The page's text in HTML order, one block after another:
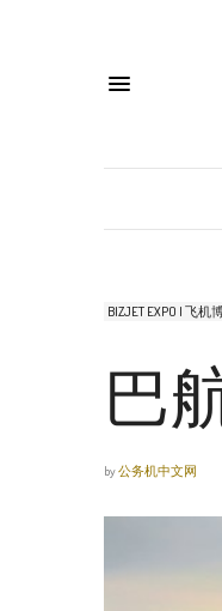
BIZJET EXPO | 飞机
巴
by公务机中文网